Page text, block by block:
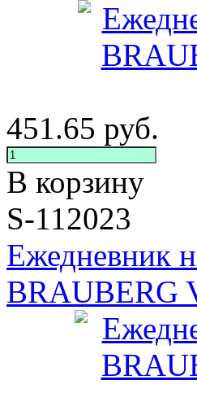
451.65 руб.
В корзину
S-112023
Ежедневник
BRAUBERG